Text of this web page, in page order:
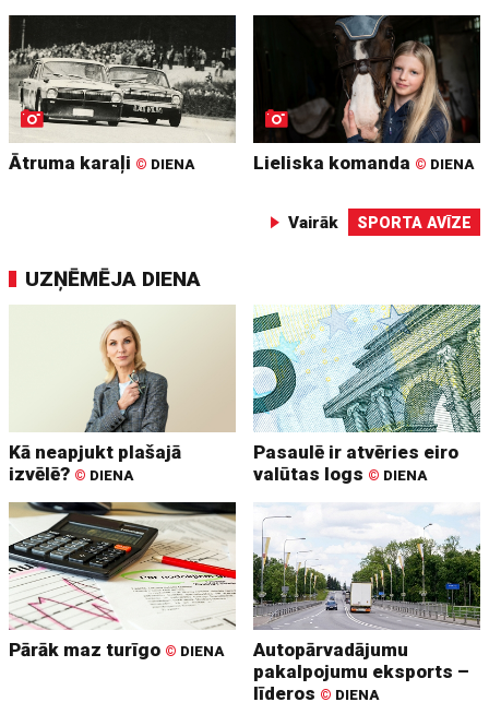
Ātruma karaļi © DIENA Lieliska komanda © DIENA
Vairāk SPORTA AVĪZE
UZŅĒMĒJA DIENA
Kā neapjukt plašajā
izvēlē? © DIENA
Pasaulē ir atvēries eiro
valūtas logs © DIENA
Pārāk maz turīgo © DIENA
Autopārvadājumu
pakalpojumu eksports –
līderos © DIENA